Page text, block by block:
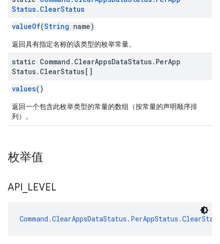
Status. ClearStatus
valueOf(String name)
返回具有指定名称的该类型的枚举常量。
static Command . ClearAppsDataStatus. PerApp
Status. ClearStatus[]
values()
返回一个包含此枚举类型的常量的数组（按常量的声明顺序排
列）。
枚举值
API LEVEL